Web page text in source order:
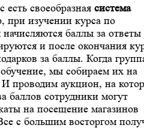
есть своеобразная система
при изучении курса по
баллы за ответы
и после окончания
за баллы. Когда
мы собираем их на
проводим аукцион, на
баллов сотрудники могут
на посещение магазинов
с большим восторгом